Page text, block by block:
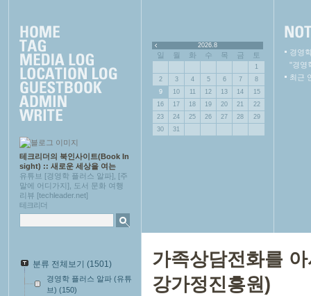
테크리더의 북인사이트(Book In
sight) :: 새로운 세상을 여는
유튜브 [경영학 플러스 알파], [주
말에 어디가지], 도서 문화 여행
리뷰 [techleader.net]
테크리더
분류 전체보기 (1501)
경영학 플러스 알파 (유튜
브) (150)
2026.8
일 월 화 수 목 금 토
1
2
3 4 5 6 7
8
9
10 11 12 13 14
15
16
17 18 19 20 21
22
23
24 25 26 27 28
29
30
31
경영
"경영
최근
가족상담전화를
강가정진흥원)